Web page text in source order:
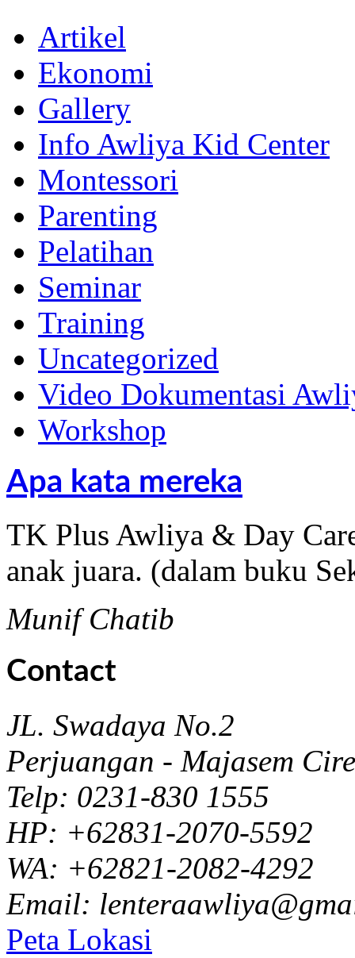
Artikel
Ekonomi
Gallery
Info Awliya Kid Center
Montessori
Parenting
Pelatihan
Seminar
Training
Uncategorized
Video Dokumentasi
Workshop
Apa kata mereka
TK Plus Awliya & Day
anak juara. (dalam buku
Munif Chatib
Contact
JL. Swadaya No.2
Perjuangan - Majasem
Telp: 0231-830 1555
HP: +62831-2070-5592
WA: +62821-2082-4292
Email:
Peta Lokasi